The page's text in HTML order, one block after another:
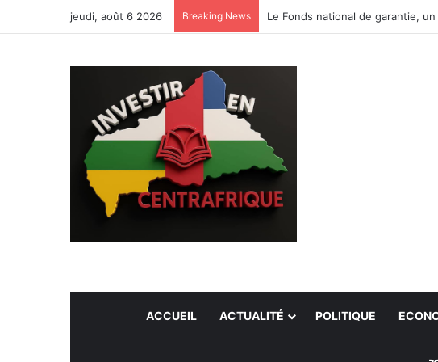
jeudi, août 6 2026 Breaking News Le Fonds national de garantie,
ACCUEIL ACTUALITÉ POLITIQUE